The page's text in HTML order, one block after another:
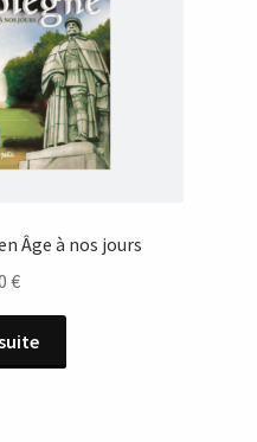
Âge à nos jours
€